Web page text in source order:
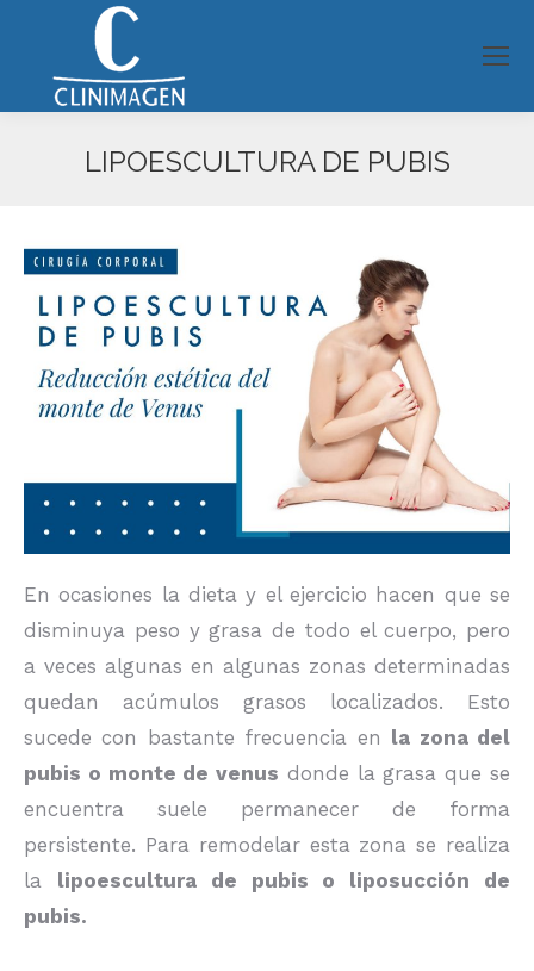
LIPOESCULTURA DE PUBIS
En ocasiones la dieta y el ejercicio hacen que se
disminuya peso y grasa de todo el cuerpo, pero
a veces algunas en algunas zonas determinadas
quedan acúmulos grasos localizados. Esto
sucede con bastante frecuencia en la zona del
pubis o monte de venus donde la grasa que se
encuentra suele permanecer de forma
persistente. Para remodelar esta zona se realiza
la lipoescultura de pubis o liposucción de
pubis.